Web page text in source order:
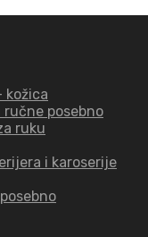
kožica
ručne posebno
ruku
i karoserije